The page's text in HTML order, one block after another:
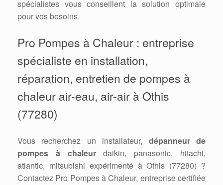
spécialistes vous conseillent la solution optimale
pour vos besoins.
Pro Pompes à Chaleur : entreprise
spécialiste en installation,
réparation, entretien de pompes à
chaleur air-eau, air-air à Othis
(77280)
Vous recherchez un installateur, dépanneur de
pompes à chaleurdaikin, panasonic, hitachi,
atlantic, mitsubishi expérimenté à Othis (77280) ?
Contactez Pro Pompes à Chaleur, entreprise certifiée